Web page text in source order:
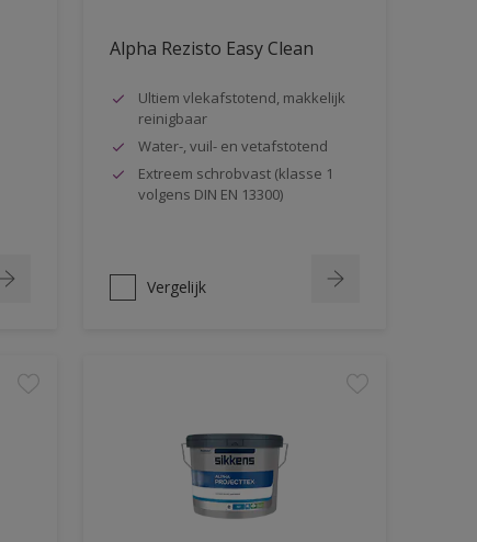
Alpha Rezisto Easy Clean
Ultiem vlekafstotend, makkelijk
reinigbaar
Water-, vuil- en vetafstotend
Extreem schrobvast (klasse 1
volgens DIN EN 13300)
Vergelijk